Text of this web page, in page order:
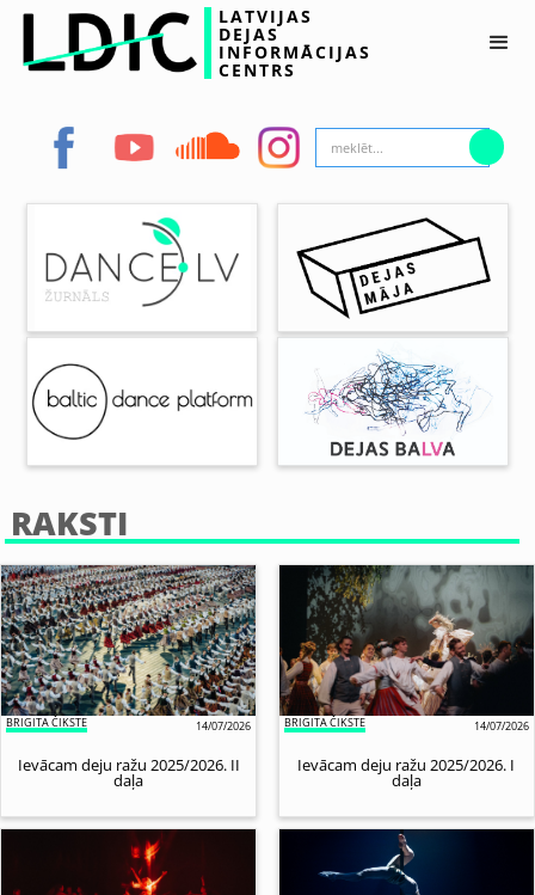
LATVIJAS
DEJAS
INFORMĀCIJAS
CENTRS
RAKSTI
BRIGITA ČIKSTE 14/07/2026
Ievācam deju ražu 2025/2026. II
daļa
BRIGITA ČIKSTE 14/07/2026
Ievācam deju ražu 2025/2026. I
daļa